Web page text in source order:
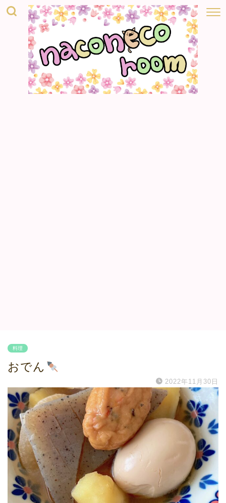
料理
おでん
2022年11月30日